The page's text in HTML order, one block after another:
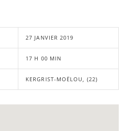
27 JANVIER 2019
17 H 00 MIN
KERGRIST-MOËLOU, (22)